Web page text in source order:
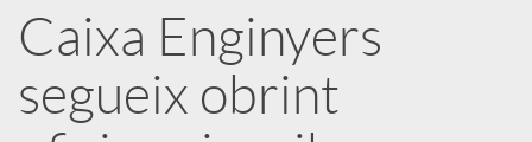
a
r
Caixa Enginyers
segueix obrint